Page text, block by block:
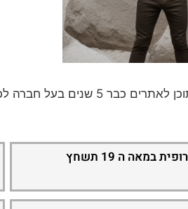
וקידום ברשת במגוון נושאים חמים ומעניינים.
במאה ה 19 תשחץ